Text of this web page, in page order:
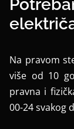
Na pravom
više od 10
pravna i
00-24 svakog